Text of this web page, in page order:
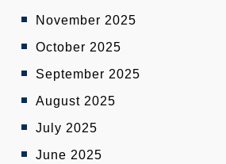
November 2025
October 2025
September 2025
August 2025
July 2025
June 2025